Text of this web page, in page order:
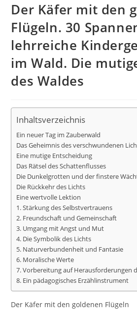
Der Käfer mit den
Flügeln. 30
lehrreiche
im Wald. Die
des Waldes
Inhaltsverzeichnis
Ein neuer Tag im Zauberwald
Das Geheimnis des verschwundenen
Eine mutige Entscheidung
Das Rätsel des Schattenflusses
Die Dunkelgrotten und der finstere
Die Rückkehr des Lichts
Eine wertvolle Lektion
1. Stärkung des Selbstvertrauens
2. Freundschaft und Gemeinschaft
3. Umgang mit Angst und Mut
4. Die Symbolik des Lichts
5. Naturverbundenheit und Fantasie
6. Moralische Werte
7. Vorbereitung auf Herausforderungen
8. Ein pädagogisches Erzählinstrument
Der Käfer mit den goldenen Flügeln